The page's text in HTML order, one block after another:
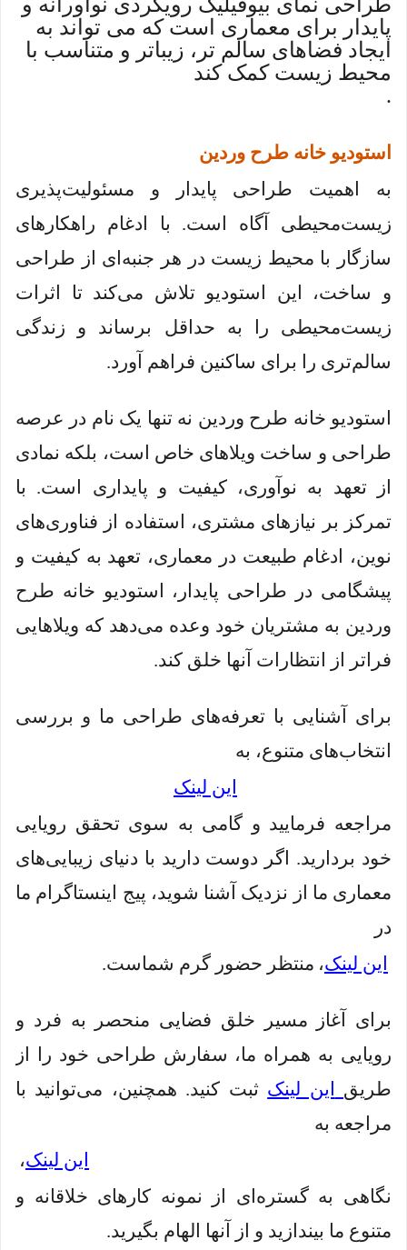
طراحی نمای بیوفیلیک رویکردی نوآورانه و
پایدار برای معماری است که می تواند به
ایجاد فضاهای سالم تر، زیباتر و متناسب با
محیط زیست کمک کند
.
استودیو خانه طرح وردین
به اهمیت طراحی پایدار و مسئولیت‌پذیری
زیست‌محیطی آگاه است. با ادغام راهکارهای
سازگار با محیط زیست در هر جنبه‌ای از طراحی
و ساخت، این استودیو تلاش می‌کند تا اثرات
زیست‌محیطی را به حداقل برساند و زندگی
سالم‌تری را برای ساکنین فراهم آورد.
استودیو خانه طرح وردین نه تنها یک نام در عرصه
طراحی و ساخت ویلاهای خاص است، بلکه نمادی
از تعهد به نوآوری، کیفیت و پایداری است. با
تمرکز بر نیازهای مشتری، استفاده از فناوری‌های
نوین، ادغام طبیعت در معماری، تعهد به کیفیت و
پیشگامی در طراحی پایدار، استودیو خانه طرح
وردین به مشتریان خود وعده می‌دهد که ویلاهایی
فراتر از انتظارات آنها خلق کند.
برای آشنایی با تعرفه‌های طراحی ما و بررسی
انتخاب‌های متنوع، به
این لینک
مراجعه فرمایید و گامی به سوی تحقق رویایی
خود بردارید. اگر دوست دارید با دنیای زیبایی‌های
معماری ما از نزدیک آشنا شوید، پیج اینستاگرام ما
در
این لینک، منتظر حضور گرم شماست.
برای آغاز مسیر خلق فضایی منحصر به فرد و
رویایی به همراه ما، سفارش طراحی خود را از
طریق
این لینک ثبت کنید. همچنین، می‌توانید با
مراجعه به
این لینک،
نگاهی به گستره‌ای از نمونه کارهای خلاقانه و
متنوع ما بیندازید و از آنها الهام بگیرید.